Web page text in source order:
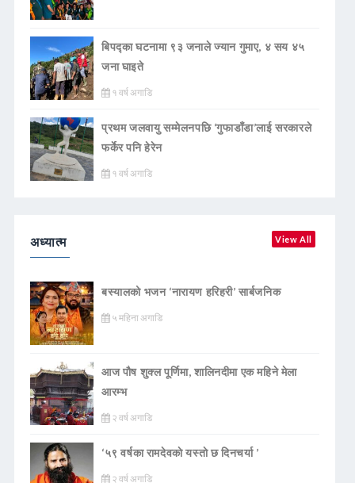
बिपद्का घटनामा ९३ जनाले ज्यान गुमाए, ४ सय ४५
जना घाइते
१ वर्ष अगाडि
प्रथम जलवायु सम्मेलनपछि ‘गुफाडाँडा’लाई सरकारले
फर्केर पनि हेरेन
१ वर्ष अगाडि
अध्यात्म View All
बस्यालको भजन ‘नारायण हरिहरी’ सार्बजनिक
५ महिना अगाडि
आज पौष शुक्ल पूर्णिमा, शालिनदीमा एक महिने मेला
आरम्भ
२ वर्ष अगाडि
‘५९ वर्षका रामदेवकाे यस्ताे छ दिनचर्या ’
२ वर्ष अगाडि